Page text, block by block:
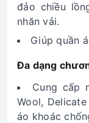
đảo chiều
nhăn vải.
Giúp quần
Đa dạng
Cung cấp
Wool,
áo khoác